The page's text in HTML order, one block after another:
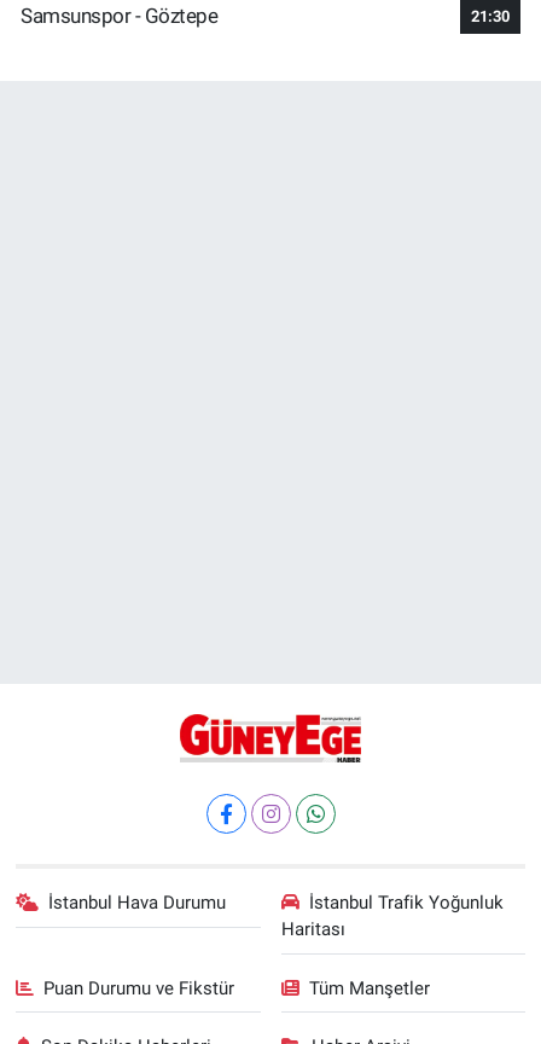
Samsunspor - Göztepe
21:30
İstanbul Hava Durumu
İstanbul Trafik Yoğunluk
Haritası
Puan Durumu ve Fikstür Tüm Manşetler